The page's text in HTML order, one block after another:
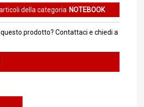
della categoria NOTEBOOK
prodotto? Contattaci e chiedi a